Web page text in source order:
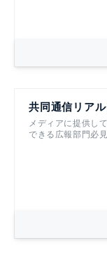
共同通信リア
メディアに提供し
できる広報部門必